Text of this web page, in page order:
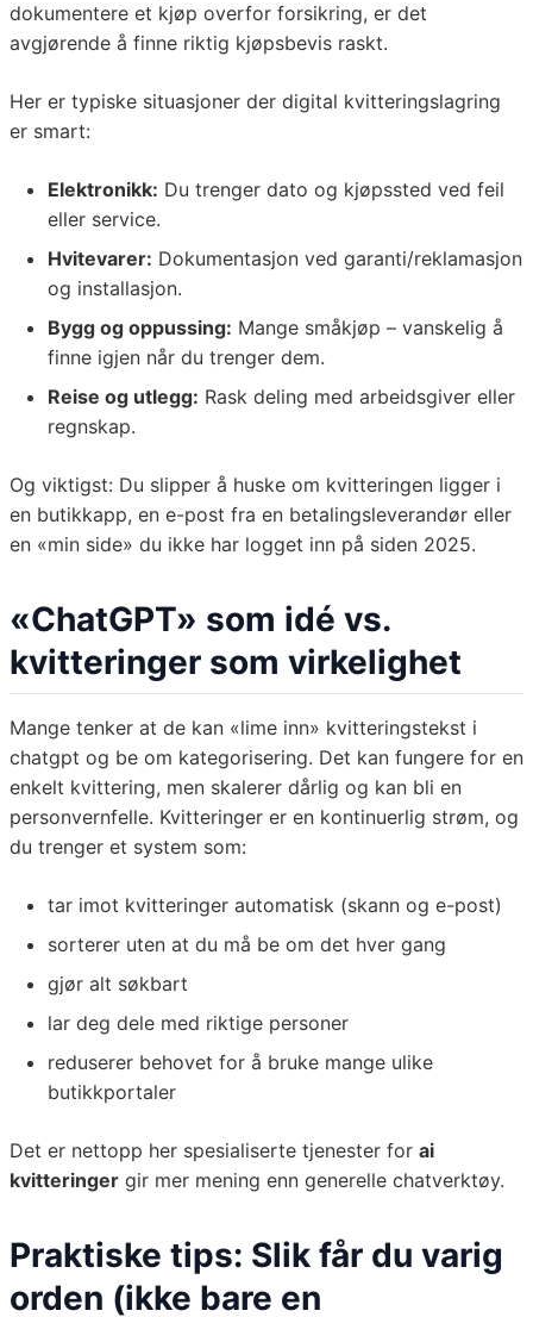
dokumentere et kjøp overfor forsikring, er det
avgjørende å finne riktig kjøpsbevis raskt.
Her er typiske situasjoner der digital kvitteringslagring
er smart:
Elektronikk: Du trenger dato og kjøpssted ved feil
eller service.
Hvitevarer: Dokumentasjon ved garanti/reklamasjon
og installasjon.
Bygg og oppussing: Mange småkjøp – vanskelig å
finne igjen når du trenger dem.
Reise og utlegg: Rask deling med arbeidsgiver eller
regnskap.
Og viktigst: Du slipper å huske om kvitteringen ligger i
en butikkapp, en e-post fra en betalingsleverandør eller
en «min side» du ikke har logget inn på siden 2025.
«ChatGPT» som idé vs.
kvitteringer som virkelighet
Mange tenker at de kan «lime inn» kvitteringstekst i
chatgpt og be om kategorisering. Det kan fungere for en
enkelt kvittering, men skalerer dårlig og kan bli en
personvernfelle. Kvitteringer er en kontinuerlig strøm, og
du trenger et system som:
tar imot kvitteringer automatisk (skann og e-post)
sorterer uten at du må be om det hver gang
gjør alt søkbart
lar deg dele med riktige personer
reduserer behovet for å bruke mange ulike
butikkportaler
Det er nettopp her spesialiserte tjenester for ai
kvitteringer gir mer mening enn generelle chatverktøy.
Praktiske tips: Slik får du varig
orden (ikke bare en